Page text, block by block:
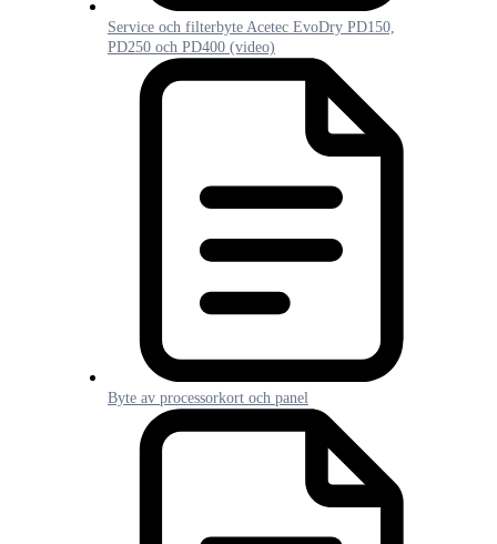
Service och filterbyte Acetec EvoDry PD150,
PD250 och PD400 (video)
Byte av processorkort och panel